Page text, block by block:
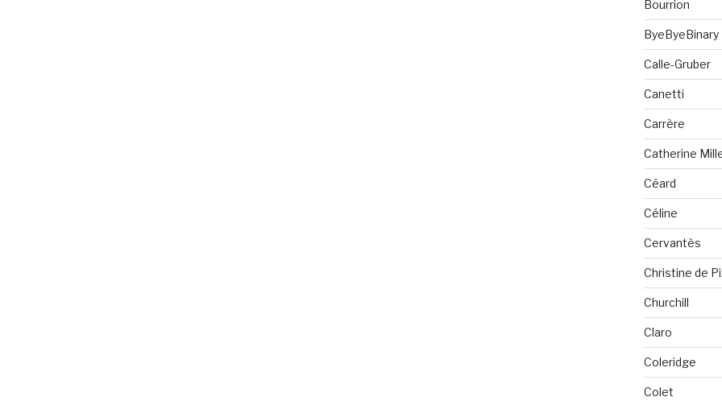
Bourrion
ByeByeBinary
Calle-Gruber
Canetti
Carrère
Catherine
Céard
Céline
Cervantès
Christine de
Churchill
Claro
Coleridge
Colet